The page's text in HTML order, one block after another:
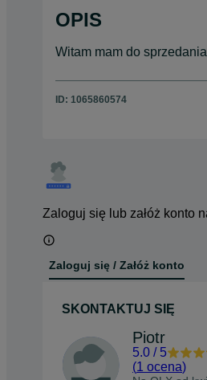
OPIS
Witam mam do
ID: 1065860574
Zaloguj się lub załóż konto
Zaloguj się / Załóż konto
SKONTAKTUJ SIĘ
Piotr
5.0 / 5
(1 ocena)